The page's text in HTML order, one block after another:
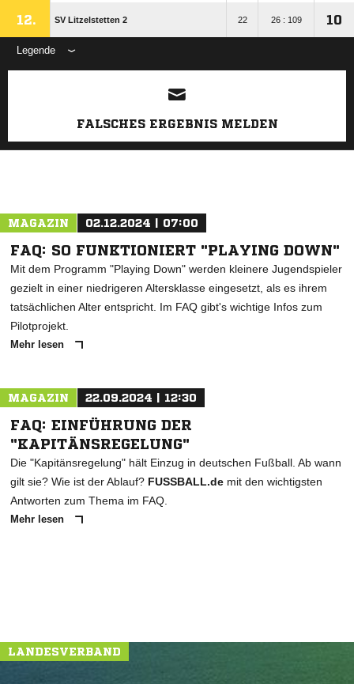
12. SV Litzelstetten 2 22 26 : 109 10
Legende
ANZEIGE
FALSCHES ERGEBNIS MELDEN
MAGAZIN 02.12.2024 | 07:00
FAQ: SO FUNKTIONIERT "PLAYING DOWN"
Mit dem Programm "Playing Down" werden kleinere Jugendspieler
gezielt in einer niedrigeren Altersklasse eingesetzt, als es ihrem
tatsächlichen Alter entspricht. Im FAQ gibt's wichtige Infos zum
Pilotprojekt.
Mehr lesen
MAGAZIN 22.09.2024 | 12:30
FAQ: EINFÜHRUNG DER
"KAPITÄNSREGELUNG"
Die "Kapitänsregelung" hält Einzug in deutschen Fußball. Ab wann
gilt sie? Wie ist der Ablauf? FUSSBALL.de mit den wichtigsten
Antworten zum Thema im FAQ.
Mehr lesen
LANDESVERBAND